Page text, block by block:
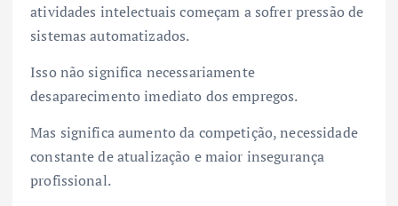
atividades intelectuais começam a sofrer pressão de
sistemas automatizados.
Isso não significa necessariamente
desaparecimento imediato dos empregos.
Mas significa aumento da competição, necessidade
constante de atualização e maior insegurança
profissional.